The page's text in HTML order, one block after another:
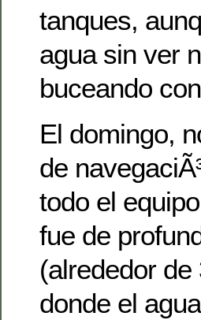
tanques,
agua sin ver
buceando
El domingo,
de
todo el
fue de
(alrededor
donde el